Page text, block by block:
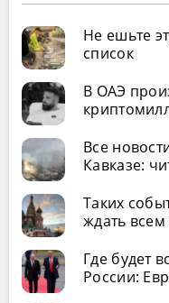
Не ешьте
список
В ОАЭ
Все
Кавказе:
Таких
ждать
Где будет
России: